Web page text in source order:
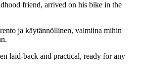
friend, arrived on his bike in the
ja käytännöllinen, valmiina mihin
laid-back and practical, ready for any